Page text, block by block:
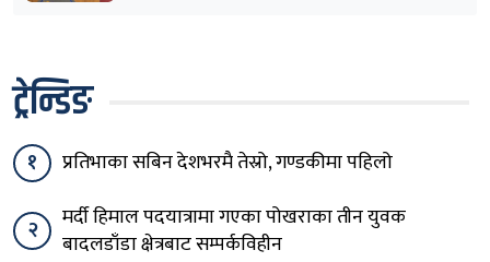
ट्रेन्डिङ
१ प्रतिभाका सबिन देशभरमै तेस्रो, गण्डकीमा पहिलो
२
मर्दी हिमाल पदयात्रामा गएका पोखराका तीन युवक
बादलडाँडा क्षेत्रबाट सम्पर्कविहीन